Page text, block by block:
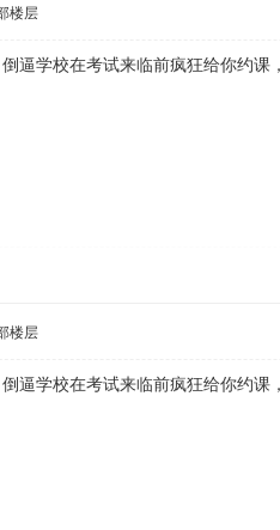
楼层
逼学校在考试来临前疯狂给你约
楼层
逼学校在考试来临前疯狂给你约